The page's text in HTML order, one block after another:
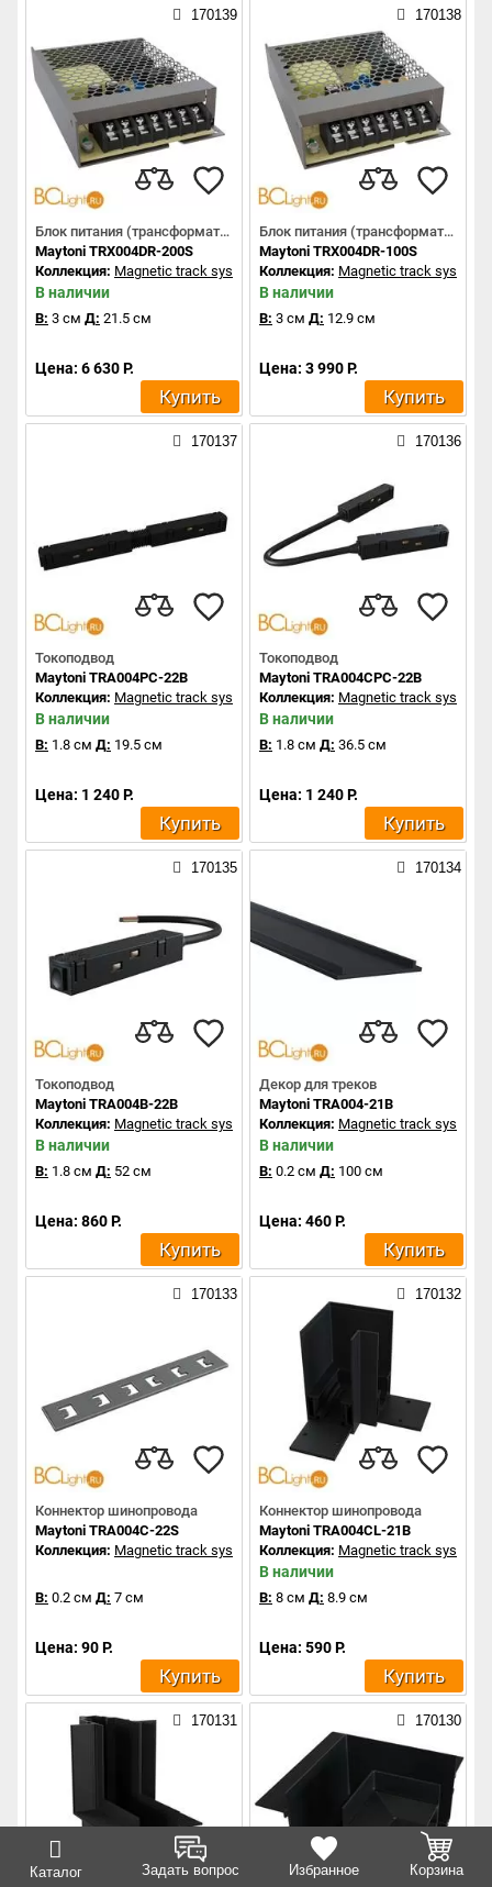
Каталог Задать вопрос Избранное Корзина
170139
Блок питания (трансформатор)
Maytoni TRX004DR-200S
Коллекция: Magnetic track system
В наличии
В: 3 см Д: 21.5 см
Цена: 6 630 Р.
Купить
170138
Блок питания (трансформатор)
Maytoni TRX004DR-100S
Коллекция: Magnetic track system
В наличии
В: 3 см Д: 12.9 см
Цена: 3 990 Р.
Купить
170137
Токоподвод
Maytoni TRA004PC-22B
Коллекция: Magnetic track system
В наличии
В: 1.8 см Д: 19.5 см
Цена: 1 240 Р.
Купить
170136
Токоподвод
Maytoni TRA004CPC-22B
Коллекция: Magnetic track system
В наличии
В: 1.8 см Д: 36.5 см
Цена: 1 240 Р.
Купить
170135
Токоподвод
Maytoni TRA004B-22B
Коллекция: Magnetic track system
В наличии
В: 1.8 см Д: 52 см
Цена: 860 Р.
Купить
170134
Декор для треков
Maytoni TRA004-21B
Коллекция: Magnetic track system
В наличии
В: 0.2 см Д: 100 см
Цена: 460 Р.
Купить
170133
Коннектор шинопровода
Maytoni TRA004C-22S
Коллекция: Magnetic track system
В: 0.2 см Д: 7 см
Цена: 90 Р.
Купить
170132
Коннектор шинопровода
Maytoni TRA004CL-21B
Коллекция: Magnetic track system
В наличии
В: 8 см Д: 8.9 см
Цена: 590 Р.
Купить
170131 170130